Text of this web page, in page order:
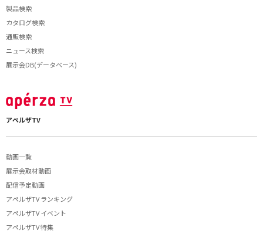
製品検索
カタログ検索
通販検索
ニュース検索
展示会DB(データベース)
アペルザTV
動画一覧
展示会取材動画
配信予定動画
アペルザTV ランキング
アペルザTV イベント
アペルザTV 特集